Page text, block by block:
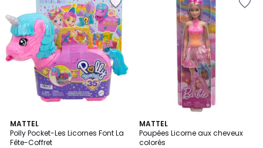
MATTEL
Polly Pocket-Les Licornes Font La
Fête-Coffret
5
/
5
MATTEL
Poupées Licorne aux cheveux
colorés